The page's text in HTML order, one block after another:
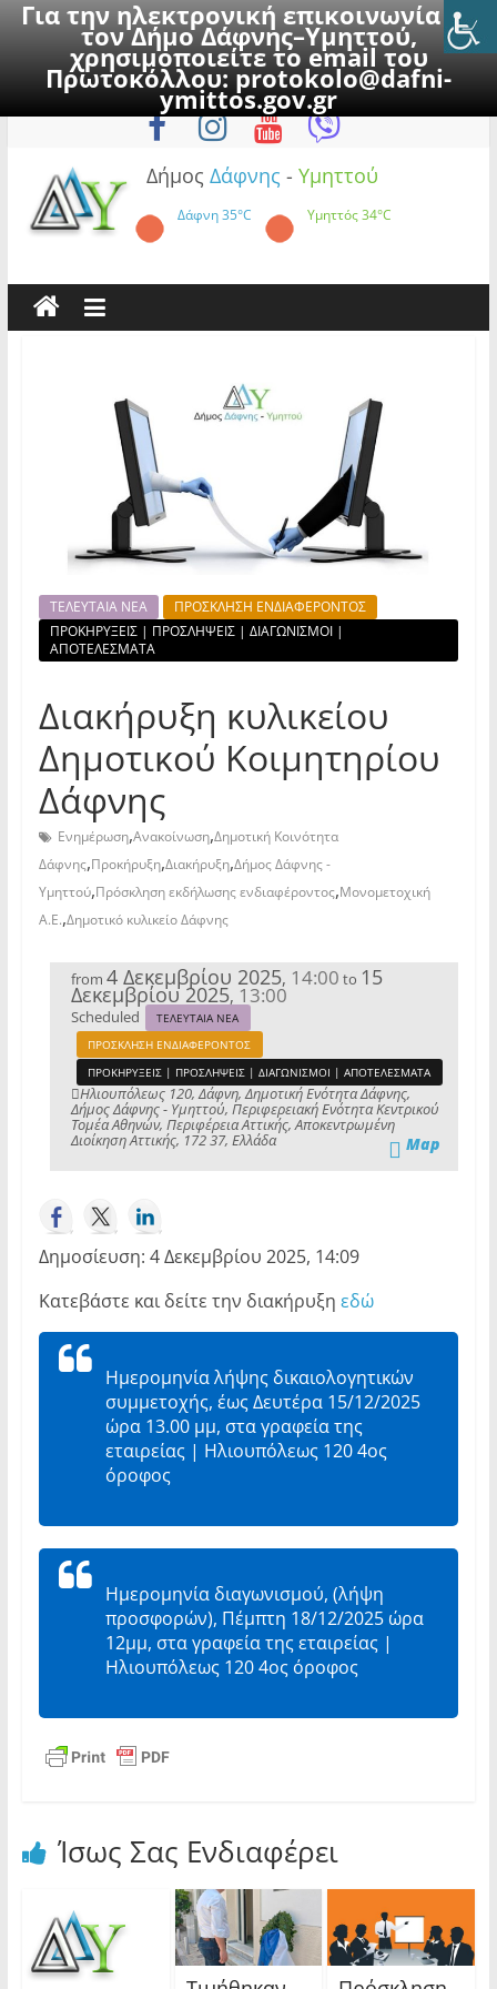
Για την ηλεκτρονική επικοινωνία με
τον Δήμο Δάφνης–Υμηττού,
χρησιμοποιείτε το email του
Πρωτοκόλλου:protokolo@dafni-
ymittos.gov.gr
to
Παρασκευή, 7 Αυγούστου 2026
Δήμος Δάφνης - Υμηττού
Δάφνη35°C Υμηττός34°C
ΤΕΛΕΥΤΑΙΑ ΝΕΑ
ΠΡΟΣΚΛΗΣΗ ΕΝΔΙΑΦΕΡΟΝΤΟΣ
ΠΡΟΚΗΡΥΞΕΙΣ | ΠΡΟΣΛΗΨΕΙΣ | ΔΙΑΓΩΝΙΣΜΟΙ |
ΑΠΟΤΕΛΕΣΜΑΤΑ
Διακήρυξη κυλικείου
Δημοτικού Κοιμητηρίου
Δάφνης
Ενημέρωση,Ανακοίνωση,Δημοτική Κοινότητα
Δάφνης,Προκήρυξη,Διακήρυξη,Δήμος Δάφνης -
Υμηττού,Πρόσκληση εκδήλωσης ενδιαφέροντος,Μονομετοχική
Α.Ε.,Δημοτικό κυλικείο Δάφνης
from 4 Δεκεμβρίου 2025, 14:00 to 15
Δεκεμβρίου 2025, 13:00
Scheduled
ΤΕΛΕΥΤΑΙΑ ΝΕΑ
ΠΡΟΣΚΛΗΣΗ ΕΝΔΙΑΦΕΡΟΝΤΟΣ
ΠΡΟΚΗΡΥΞΕΙΣ | ΠΡΟΣΛΗΨΕΙΣ | ΔΙΑΓΩΝΙΣΜΟΙ | ΑΠΟΤΕΛΕΣΜΑΤΑ
Ηλιουπόλεως 120, Δάφνη, Δημοτική Ενότητα Δάφνης,
Δήμος Δάφνης - Υμηττού, Περιφερειακή Ενότητα Κεντρικού
Τομέα Αθηνών, Περιφέρεια Αττικής, Αποκεντρωμένη
Διοίκηση Αττικής, 172 37, Ελλάδα Map
Δημοσίευση: 4 Δεκεμβρίου 2025, 14:09
Κατεβάστε και δείτε την διακήρυξη εδώ
Ημερομηνία λήψης δικαιολογητικών
συμμετοχής, έως Δευτέρα 15/12/2025
ώρα 13.00 μμ, στα γραφεία της
εταιρείας | Ηλιουπόλεως 120 4ος
όροφος
Ημερομηνία διαγωνισμού, (λήψη
προσφορών), Πέμπτη 18/12/2025 ώρα
12μμ, στα γραφεία της εταιρείας |
Ηλιουπόλεως 120 4ος όροφος
Ίσως Σας Ενδιαφέρει